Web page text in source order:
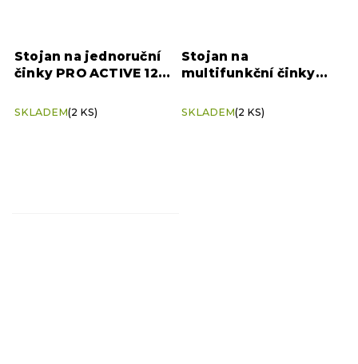
Stojan na jednoruční
činky PRO ACTIVE 12
SKLADEM(2 KS)
Stojan na
multifunkční činky
(na 5 párů)
SKLADEM(2 KS)